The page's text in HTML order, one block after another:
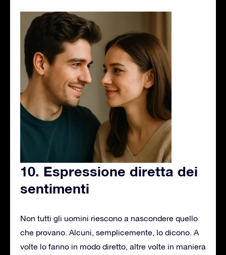
10. Espressione diretta dei
sentimenti
Non tutti gli uomini riescono a nascondere quello
che provano. Alcuni, semplicemente, lo dicono. A
volte lo fanno in modo diretto, altre volte in maniera